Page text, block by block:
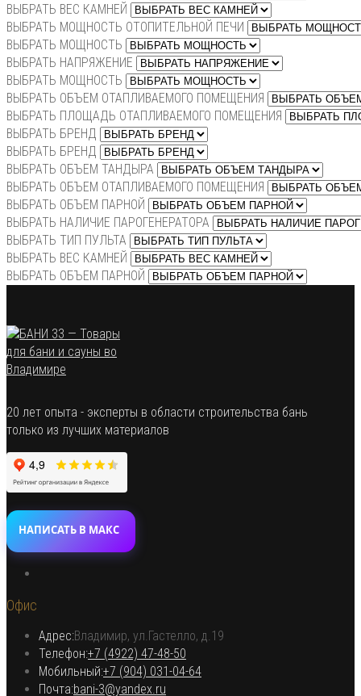
ВЫБРАТЬ ВЕС КАМНЕЙ
ВЫБРАТЬ МОЩНОСТЬ ОТОПИТЕЛЬНОЙ ПЕЧИ
ВЫБРАТЬ МОЩНОСТЬ
ВЫБРАТЬ НАПРЯЖЕНИЕ
ВЫБРАТЬ МОЩНОСТЬ
ВЫБРАТЬ ОБЪЕМ ОТАПЛИВАЕМОГО ПОМЕЩЕНИЯ
ВЫБРАТЬ ПЛОЩАДЬ ОТАПЛИВАЕМОГО ПОМЕЩЕНИЯ
ВЫБРАТЬ БРЕНД
ВЫБРАТЬ БРЕНД
ВЫБРАТЬ ОБЪЕМ ТАНДЫРА
ВЫБРАТЬ ОБЪЕМ ОТАПЛИВАЕМОГО ПОМЕЩЕНИЯ
ВЫБРАТЬ ОБЪЕМ ПАРНОЙ
ВЫБРАТЬ НАЛИЧИЕ ПАРОГЕНЕРАТОРА
ВЫБРАТЬ ТИП ПУЛЬТА
ВЫБРАТЬ ВЕС КАМНЕЙ
ВЫБРАТЬ ОБЪЕМ ПАРНОЙ
20 лет опыта - эксперты в области строительства бань
только из лучших материалов
НАПИСАТЬ В МАКС
Офис
Адрес:Владимир, ул.Гастелло, д.19
Телефон:+7 (4922) 47-48-50
Мобильный:+7 (904) 031-04-64Откроется
Почта:bani-3@yandex.ru